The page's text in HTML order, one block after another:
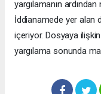
yargılamanın
İddianamede yer alan
içeriyor. Dosyaya
yargılama sonunda